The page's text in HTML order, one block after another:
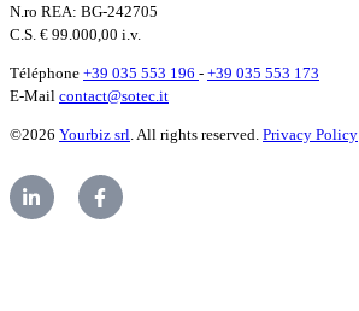
N.ro REA: BG-242705
C.S. € 99.000,00 i.v.
Téléphone +39 035 553 196 - +39 035 553 173
E-Mail contact@sotec.it
©2026 Yourbiz srl. All rights reserved. Privacy Policy